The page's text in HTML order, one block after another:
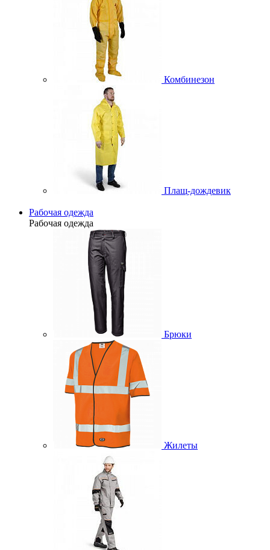
Комбинезон
Плащ-дождевик
Рабочая одежда
Рабочая одежда
Брюки
Жилеты